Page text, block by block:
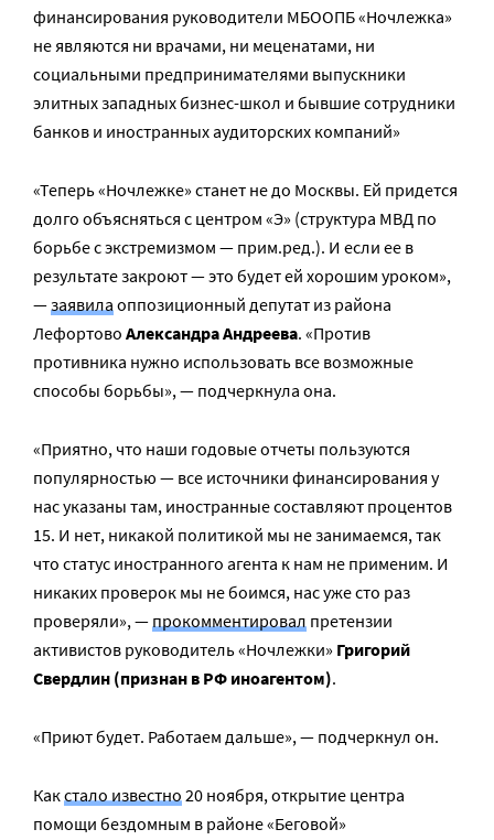
финансирования руководители МБООПБ «Ночлежка»
не являются ни врачами, ни меценатами, ни
социальными предпринимателями выпускники
элитных западных бизнес-школ и бывшие сотрудники
банков и иностранных аудиторских компаний»
«Теперь «Ночлежке» станет не до Москвы. Ей придется
долго объясняться с центром «Э» (структура МВД по
борьбе с экстремизмом — прим.ред.). И если ее в
результате закроют — это будет ей хорошим уроком»,
—заявилаоппозиционный депутат из района
Лефортово Александра Андреева. «Против
противника нужно использовать все возможные
способы борьбы», — подчеркнула она.
«Приятно, что наши годовые отчеты пользуются
популярностью — все источники финансирования у
нас указаны там, иностранные составляют процентов
15. И нет, никакой политикой мы не занимаемся, так
что статус иностранного агента к нам не применим. И
никаких проверок мы не боимся, нас уже сто раз
проверяли», —прокомментировал претензии
активистов руководитель «Ночлежки» Григорий
Свердлин (признан в РФ иноагентом).
«Приют будет. Работаем дальше», — подчеркнул он.
Какстало известно20 ноября, открытие центра
помощи бездомным в районе «Беговой»